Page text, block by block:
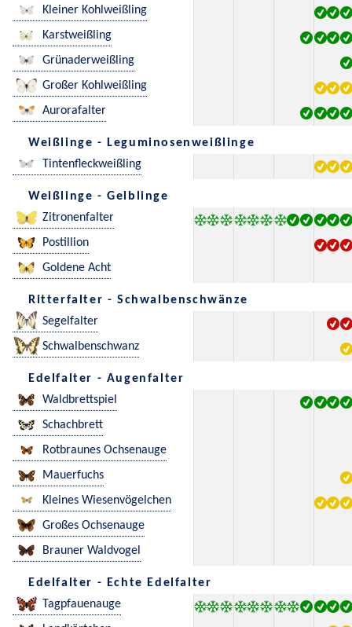
Kleiner Kohlweißling
Karstweißling
Grünaderweißling
Großer Kohlweißling
Aurorafalter
Weißlinge - Leguminosenweißlinge
Tintenfleckweißling
Weißlinge - Gelblinge
Zitronenfalter
Postillion
Goldene Acht
Ritterfalter - Schwalbenschwänze
Segelfalter
Schwalbenschwanz
Edelfalter - Augenfalter
Waldbrettspiel
Schachbrett
Rotbraunes Ochsenauge
Mauerfuchs
Kleines Wiesenvögelchen
Großes Ochsenauge
Brauner Waldvogel
Edelfalter - Echte Edelfalter
Tagpfauenauge